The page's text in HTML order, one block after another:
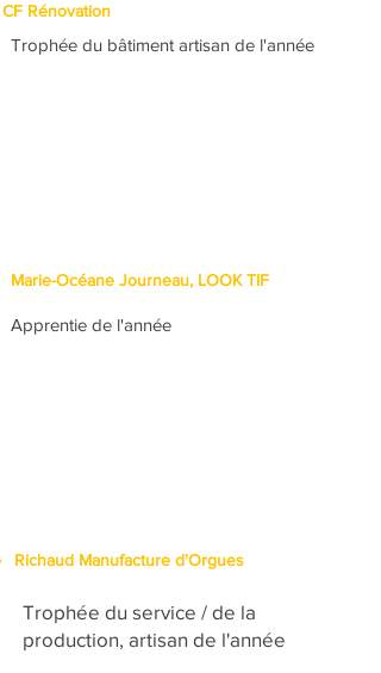
CF Rénovation
Trophée du bâtiment artisan de l'année
Marie-Océane Journeau, LOOK TIF
Apprentie de l'année
Richaud Manufacture d'Orgues
Trophée du service / de la
production, artisan de l'année